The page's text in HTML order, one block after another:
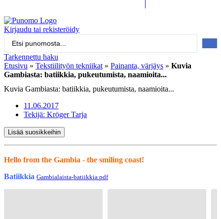
Kirjaudu tai rekisteröidy
Tarkennettu haku
Etusivu » Tekstiilityön tekniikat » Painanta, värjäys » Kuvia
Gambiasta: batiikkia, pukeutumista, naamioita...
Kuvia Gambiasta: batiikkia, pukeutumista, naamioita...
11.06.2017
Tekijä: Kröger Tarja
Lisää suosikkeihin
Hello from the Gambia - the smiling coast!
Batiikkia Gambialaista-batiikkia.pdf